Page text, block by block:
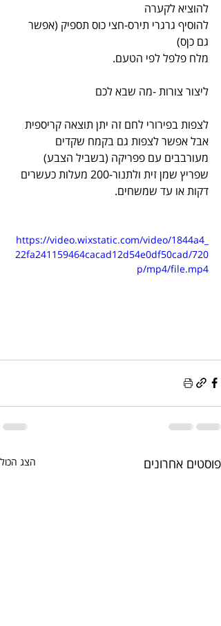
להוציא לקערה
להוסיף גרגרי תירס-חצי כוס תספיק (אפשר
גם כןס)
מלח פלפל לפי הטעם.
ליצור צורות -מה שבא לכם
לצפות בפירורי לחם זה יתן תוצאה קריספית
אבל אפשר לצפות גם בקמח שקדים
מעורבבים עם פפריקה (בשביל הצבע)
שפריץ שמן זית ולתנור-200 מעלות כעשרים
דקות או עד שמשחים.
https://video.wixstatic.com/video/1844a4_
22fa241159464cacad12d54e0df50cad/720
p/mp4/file.mp4
פוסטים אחרונים הצג הכול